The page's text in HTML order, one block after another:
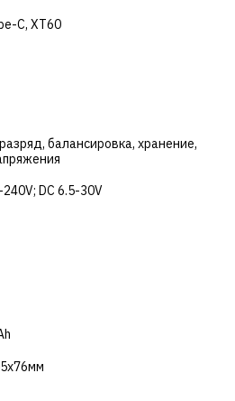
C, XT60
разряд, балансировка, хранение,
DC 6.5-30V